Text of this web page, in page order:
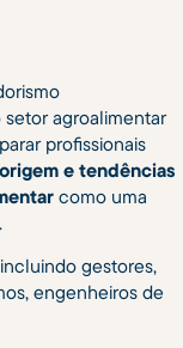
agroalimentar
profissionais
e tendências
como uma
gestores,
engenheiros de